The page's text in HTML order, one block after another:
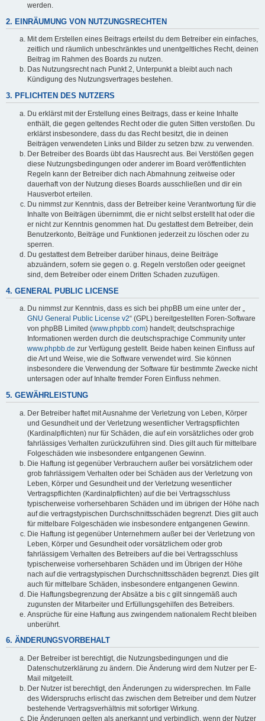
werden.
2. EINRÄUMUNG VON NUTZUNGSRECHTEN
Mit dem Erstellen eines Beitrags erteilst du dem Betreiber ein einfaches,
zeitlich und räumlich unbeschränktes und unentgeltliches Recht, deinen
Beitrag im Rahmen des Boards zu nutzen.
Das Nutzungsrecht nach Punkt 2, Unterpunkt a bleibt auch nach
Kündigung des Nutzungsvertrages bestehen.
3. PFLICHTEN DES NUTZERS
Du erklärst mit der Erstellung eines Beitrags, dass er keine Inhalte
enthält, die gegen geltendes Recht oder die guten Sitten verstoßen. Du
erklärst insbesondere, dass du das Recht besitzt, die in deinen
Beiträgen verwendeten Links und Bilder zu setzen bzw. zu verwenden.
Der Betreiber des Boards übt das Hausrecht aus. Bei Verstößen gegen
diese Nutzungsbedingungen oder anderer im Board veröffentlichten
Regeln kann der Betreiber dich nach Abmahnung zeitweise oder
dauerhaft von der Nutzung dieses Boards ausschließen und dir ein
Hausverbot erteilen.
Du nimmst zur Kenntnis, dass der Betreiber keine Verantwortung für die
Inhalte von Beiträgen übernimmt, die er nicht selbst erstellt hat oder die
er nicht zur Kenntnis genommen hat. Du gestattest dem Betreiber, dein
Benutzerkonto, Beiträge und Funktionen jederzeit zu löschen oder zu
sperren.
Du gestattest dem Betreiber darüber hinaus, deine Beiträge
abzuändern, sofern sie gegen o. g. Regeln verstoßen oder geeignet
sind, dem Betreiber oder einem Dritten Schaden zuzufügen.
4. GENERAL PUBLIC LICENSE
Du nimmst zur Kenntnis, dass es sich bei phpBB um eine unter der „
GNU General Public License v2“ (GPL) bereitgestellten Foren-Software
von phpBB Limited (www.phpbb.com) handelt; deutschsprachige
Informationen werden durch die deutschsprachige Community unter
www.phpbb.de zur Verfügung gestellt. Beide haben keinen Einfluss auf
die Art und Weise, wie die Software verwendet wird. Sie können
insbesondere die Verwendung der Software für bestimmte Zwecke nicht
untersagen oder auf Inhalte fremder Foren Einfluss nehmen.
5. GEWÄHRLEISTUNG
Der Betreiber haftet mit Ausnahme der Verletzung von Leben, Körper
und Gesundheit und der Verletzung wesentlicher Vertragspflichten
(Kardinalpflichten) nur für Schäden, die auf ein vorsätzliches oder grob
fahrlässiges Verhalten zurückzuführen sind. Dies gilt auch für mittelbare
Folgeschäden wie insbesondere entgangenen Gewinn.
Die Haftung ist gegenüber Verbrauchern außer bei vorsätzlichem oder
grob fahrlässigem Verhalten oder bei Schäden aus der Verletzung von
Leben, Körper und Gesundheit und der Verletzung wesentlicher
Vertragspflichten (Kardinalpflichten) auf die bei Vertragsschluss
typischerweise vorhersehbaren Schäden und im übrigen der Höhe nach
auf die vertragstypischen Durchschnittsschäden begrenzt. Dies gilt auch
für mittelbare Folgeschäden wie insbesondere entgangenen Gewinn.
Die Haftung ist gegenüber Unternehmern außer bei der Verletzung von
Leben, Körper und Gesundheit oder vorsätzlichem oder grob
fahrlässigem Verhalten des Betreibers auf die bei Vertragsschluss
typischerweise vorhersehbaren Schäden und im Übrigen der Höhe
nach auf die vertragstypischen Durchschnittsschäden begrenzt. Dies gilt
auch für mittelbare Schäden, insbesondere entgangenen Gewinn.
Die Haftungsbegrenzung der Absätze a bis c gilt sinngemäß auch
zugunsten der Mitarbeiter und Erfüllungsgehilfen des Betreibers.
Ansprüche für eine Haftung aus zwingendem nationalem Recht bleiben
unberührt.
6. ÄNDERUNGSVORBEHALT
Der Betreiber ist berechtigt, die Nutzungsbedingungen und die
Datenschutzerklärung zu ändern. Die Änderung wird dem Nutzer per E-
Mail mitgeteilt.
Der Nutzer ist berechtigt, den Änderungen zu widersprechen. Im Falle
des Widerspruchs erlischt das zwischen dem Betreiber und dem Nutzer
bestehende Vertragsverhältnis mit sofortiger Wirkung.
Die Änderungen gelten als anerkannt und verbindlich, wenn der Nutzer